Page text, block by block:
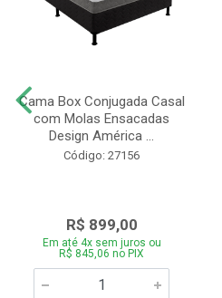
Cama Box Conjugada Casal
com Molas Ensacadas
Design América ...
Código: 27156
R$ 899,00
Em até 4x sem juros ou
R$ 845,06 no PIX